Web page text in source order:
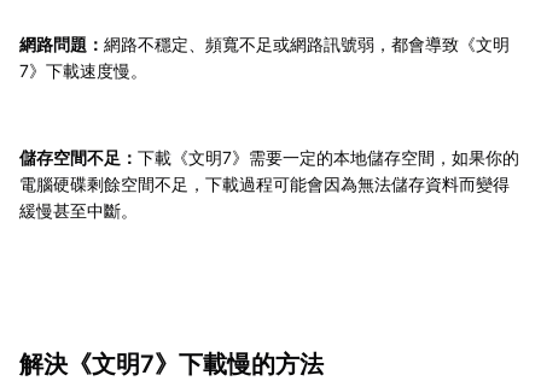
網路問題： 網路不穩定、頻寬不足或網路訊號弱，都會導致《文明
7》下載速度慢。
儲存空間不足： 下載《文明7》需要一定的本地儲存空間，如果你的
電腦硬碟剩餘空間不足，下載過程可能會因為無法儲存資料而變得
緩慢甚至中斷。
解決《文明7》下載慢的方法